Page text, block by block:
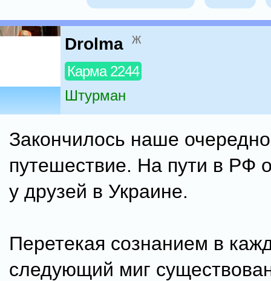
Drolma ж
Карма 2244
Штурман
Закончилось наше
путешествие. На пути в РФ
у друзей в Украине.
Перетекая сознанием в
следующий миг